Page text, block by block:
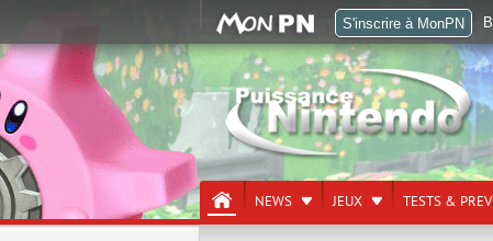
NEWS JEUX TESTS &
S'inscrire à MonPN